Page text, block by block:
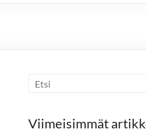
Viimeisimmät